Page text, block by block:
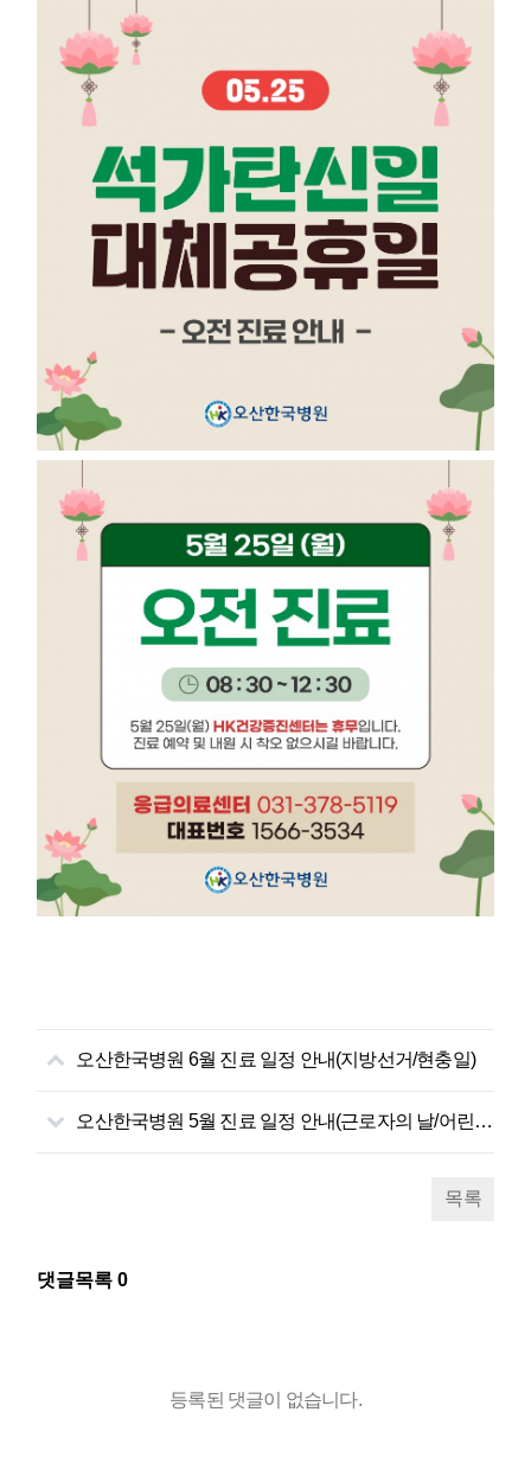
오산한국병원 6월 진료 일정 안내(지방선거/현충일)
오산한국병원 5월 진료 일정 안내(근로자의 날/어린이날)
목록
댓글목록0
등록된 댓글이 없습니다.